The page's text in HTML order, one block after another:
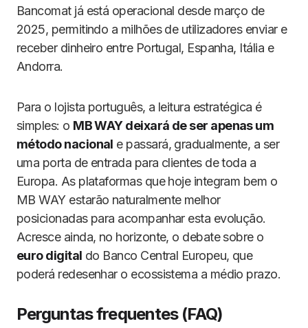
Bancomat já está operacional desde março de
2025, permitindo a milhões de utilizadores enviar e
receber dinheiro entre Portugal, Espanha, Itália e
Andorra.
Para o lojista português, a leitura estratégica é
simples: o MB WAY deixará de ser apenas um
método nacional e passará, gradualmente, a ser
uma porta de entrada para clientes de toda a
Europa. As plataformas que hoje integram bem o
MB WAY estarão naturalmente melhor
posicionadas para acompanhar esta evolução.
Acresce ainda, no horizonte, o debate sobre o
euro digital do Banco Central Europeu, que
poderá redesenhar o ecossistema a médio prazo.
Perguntas frequentes (FAQ)